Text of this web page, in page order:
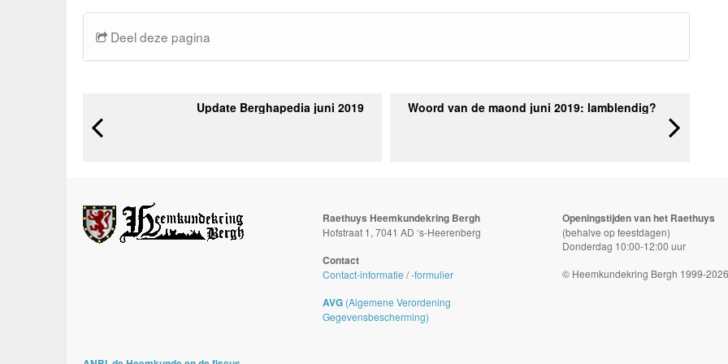
Deel deze pagina
Update Berghapedia juni 2019 Woord van de maond juni 2019: lamblendig?
Raethuys Heemkundekring Bergh
Hofstraat 1, 7041 AD ‘s-Heerenberg
Contact
Contact-informatie /-formulier
AVG (Algemene Verordening
Gegevensbescherming)
Openingstijden van het Raethuys
(behalve op feestdagen)
Donderdag 10:00-12:00 uur
© Heemkundekring Bergh 1999-2026